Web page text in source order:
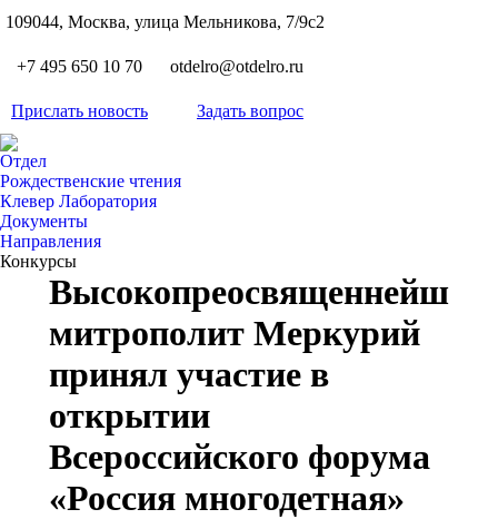
109044, Москва, улица Мельникова, 7/9с2
+7 495 650 10 70 otdelro@otdelro.ru
Прислать новость Задать вопрос
Отдел
Рождественские чтения
Клевер Лаборатория
Документы
Направления
Конкурсы
Высокопреосвященнейший
митрополит Меркурий
принял участие в
открытии
Всероссийского форума
«Россия многодетная»